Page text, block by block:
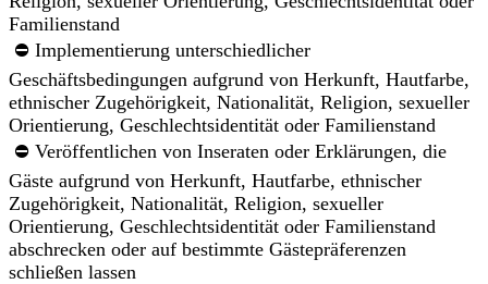
Familienstand
⛔ Implementierung unterschiedlicher
Geschäftsbedingungen aufgrund von Herkunft, Hautfarbe,
ethnischer Zugehörigkeit, Nationalität, Religion, sexueller
Orientierung, Geschlechtsidentität oder Familienstand
⛔ Veröffentlichen von Inseraten oder Erklärungen, die
Gäste aufgrund von Herkunft, Hautfarbe, ethnischer
Zugehörigkeit, Nationalität, Religion, sexueller
Orientierung, Geschlechtsidentität oder Familienstand
abschrecken oder auf bestimmte Gästepräferenzen
schließen lassen